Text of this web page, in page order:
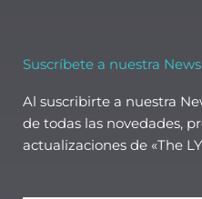
Suscríbete a nuestra
Al suscribirte a nuestra
de todas las novedades,
actualizaciones de «The